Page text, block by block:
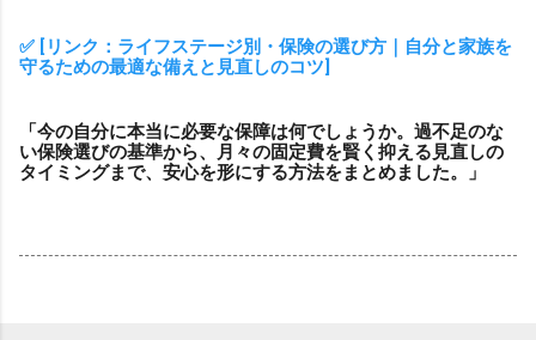
✅ [リンク：ライフステージ別・保険の選び方｜自分と家族を
守るための最適な備えと見直しのコツ]
「今の自分に本当に必要な保障は何でしょうか。過不足のな
い保険選びの基準から、月々の固定費を賢く抑える見直しの
タイミングまで、安心を形にする方法をまとめました。」